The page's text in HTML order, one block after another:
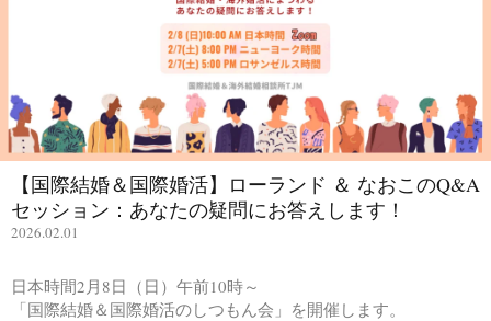
【国際結婚＆国際婚活】ローランド ＆ なおこのQ&A
セッション：あなたの疑問にお答えします！
2026.02.01
日本時間2月8日（日）午前10時～
「国際結婚＆国際婚活のしつもん会」を開催します。